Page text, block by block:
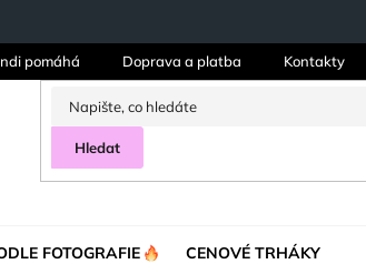
pomáhá Doprava a platba Kontakty
Hledat
FOTOGRAFIE CENOVÉ TRHÁKY